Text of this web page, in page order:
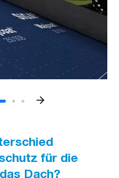
für die
Dach?